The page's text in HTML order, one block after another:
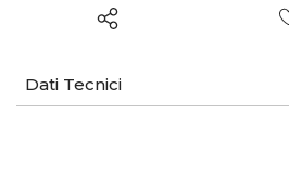
Dati Tecnici